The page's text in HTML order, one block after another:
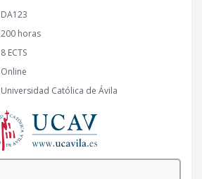
DA123
200 horas
8 ECTS
Online
Universidad Católica de Ávila